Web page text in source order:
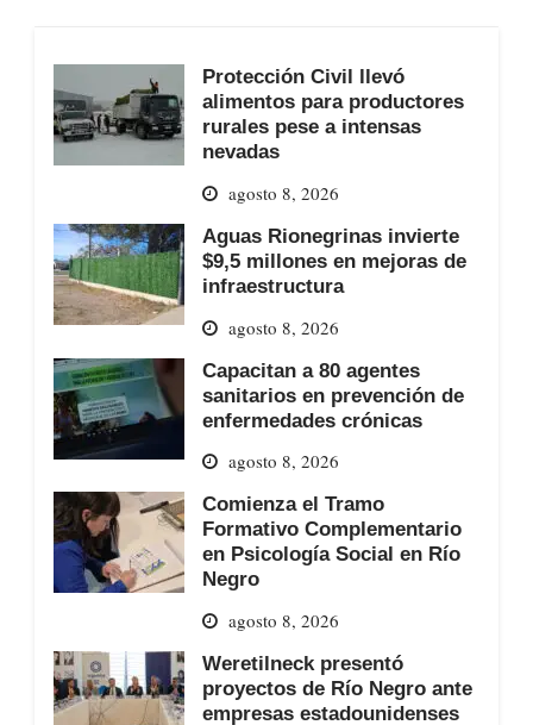
Protección Civil llevó
alimentos para productores
rurales pese a intensas
nevadas
agosto 8, 2026
Aguas Rionegrinas invierte
$9,5 millones en mejoras de
infraestructura
agosto 8, 2026
Capacitan a 80 agentes
sanitarios en prevención de
enfermedades crónicas
agosto 8, 2026
Comienza el Tramo
Formativo Complementario
en Psicología Social en Río
Negro
agosto 8, 2026
Weretilneck presentó
proyectos de Río Negro ante
empresas estadounidenses